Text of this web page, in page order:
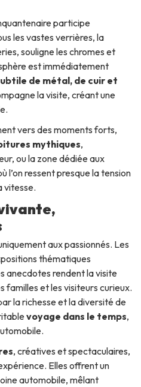
participe
les vastes verrières, la
souligne les chromes et
est immédiatement
de métal, de cuir et
la visite, créant une
vers des moments forts,
mythiques,
ou la zone dédiée aux
l’on ressent presque la tension
vitesse.
aux passionnés. Les
thématiques
anecdotes rendent la visite
familles et les visiteurs curieux.
la richesse et la diversité de
voyage dans le temps,
, créatives et spectaculaires,
Elles offrent un
automobile, mêlant